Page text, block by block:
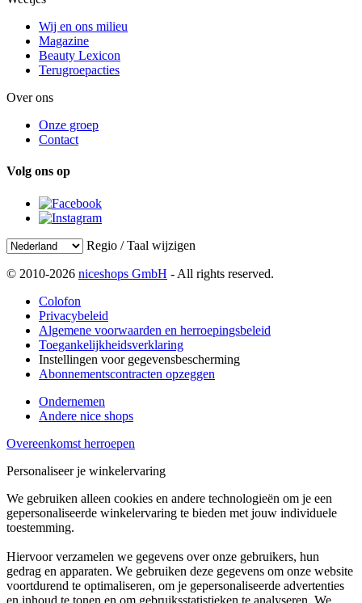
Wij en ons milieu
Magazine
Beauty Lexicon
Terugroepacties
Over ons
Onze groep
Contact
Volg ons op
Regio / Taal wijzigen
© 2010-2026 niceshops GmbH - All rights reserved.
Colofon
Privacybeleid
Algemene voorwaarden en herroepingsbeleid
Toegankelijkheidsverklaring
Instellingen voor gegevensbescherming
Abonnementscontracten opzeggen
Ondernemen
Andere nice shops
Overeenkomst herroepen
Personaliseer je winkelervaring
We gebruiken alleen cookies en andere technologieën om je een
gepersonaliseerde winkelervaring te bieden met jouw individuele
toestemming.
Hiervoor verzamelen we gegevens over onze gebruikers, hun
gedrag en apparaten. We gebruiken deze gegevens om onze website
voortdurend te optimaliseren, om je gepersonaliseerde advertenties
en inhoud te tonen en om gebruiksstatistieken te analyseren. We